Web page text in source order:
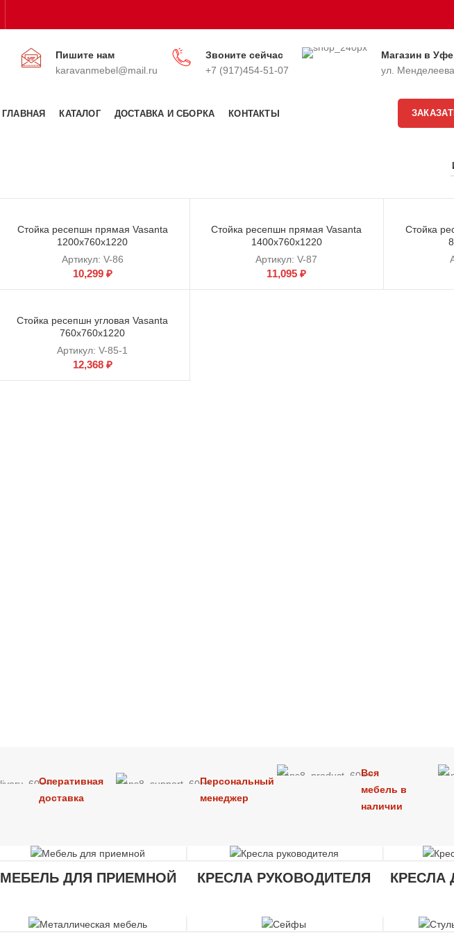
Пишите нам
karavanmebel@mail.ru
Звоните сейчас
+7 (917)454-51-07
Магазин в Уфе
ул.
ГЛАВНАЯ КАТАЛОГ ДОСТАВКА И СБОРКА КОНТАКТЫ
Стойка ресепшн прямая Vasanta
1200х760х1220
Артикул: V-86
10,299 ₽
Стойка ресепшн прямая Vasanta
1400х760х1220
Артикул:V-87
11,095₽
Стойка
Стойка ресепшн угловая Vasanta
760х760х1220
Артикул:V-85-1
12,368 ₽
Оперативная
доставка
Персональный
менеджер
Вся
мебель в
наличии
МЕБЕЛЬ ДЛЯ ПРИЕМНОЙ КРЕСЛА РУКОВОДИТЕЛЯ КРЕСЛА